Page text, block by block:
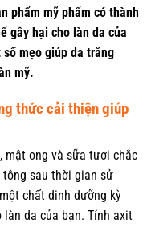
phẩm mỹ phẩm có thành
gây hại cho làn da của
mẹo giúp da trắng
mỹ.
thức cải thiện giúp
mật ong và sữa tươi chắc
sau thời gian sử
chất dinh dưỡng kỳ
da của bạn. Tính axit